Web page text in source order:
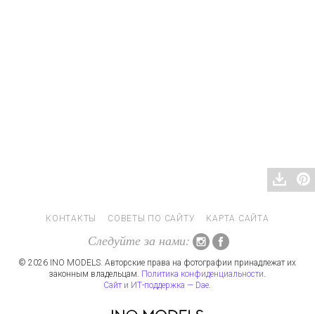
КОНТАКТЫ СОВЕТЫ ПО САЙТУ КАРТА САЙТА
Следуйте за нами:
© 2026 INO MODELS. Авторские права на фотографии принадлежат их
законным владельцам. Политика конфиденциальности.
Сайт и ИТ-поддержка — Dae.